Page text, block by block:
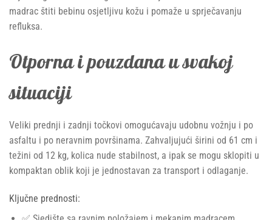
madrac štiti bebinu osjetljivu kožu i pomaže u sprječavanju
refluksa.
Otporna i pouzdana u svakoj
situaciji
Veliki prednji i zadnji točkovi omogućavaju udobnu vožnju i po
asfaltu i po neravnim površinama. Zahvaljujući širini od 61 cm i
težini od 12 kg, kolica nude stabilnost, a ipak se mogu sklopiti u
kompaktan oblik koji je jednostavan za transport i odlaganje.
Ključne prednosti: